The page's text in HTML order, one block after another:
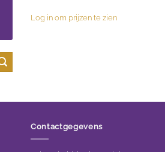
Log in om prijzen te zien
Contactgegevens